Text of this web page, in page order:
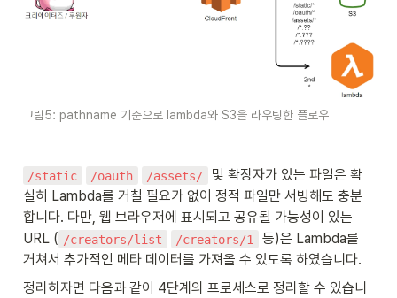
그림5: pathname 기준으로 lambda와 S3을 라우팅한 플로우
/static /oauth /assets/
및 확장자가 있는 파일은 확
실히 Lambda를 거칠 필요가 없이 정적 파일만 서빙해도 충분
합니다. 다만, 웹 브라우저에 표시되고 공유될 가능성이 있는
URL ( /creators/list /creators/1
등)은 Lambda를
거쳐서 추가적인 메타 데이터를 가져올 수 있도록 하였습니다.
정리하자면 다음과 같이 4단계의 프로세스로 정리할 수 있습니